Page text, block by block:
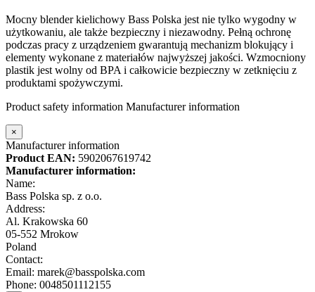
Mocny blender kielichowy Bass Polska jest nie tylko wygodny w
użytkowaniu, ale także bezpieczny i niezawodny. Pełną ochronę
podczas pracy z urządzeniem gwarantują mechanizm blokujący i
elementy wykonane z materiałów najwyższej jakości. Wzmocniony
plastik jest wolny od BPA i całkowicie bezpieczny w zetknięciu z
produktami spożywczymi.
Product safety information Manufacturer information
×
Manufacturer information
Product EAN: 5902067619742
Manufacturer information:
Name:
Bass Polska sp. z o.o.
Address:
Al. Krakowska 60
05-552 Mrokow
Poland
Contact:
Email: marek@basspolska.com
Phone: 0048501112155